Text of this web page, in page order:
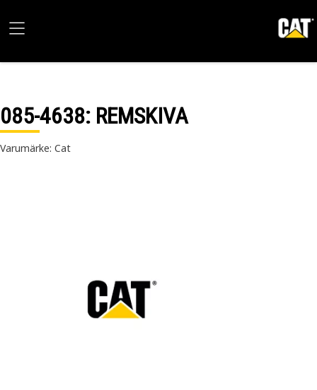
085-4638: REMSKIVA
Varumärke: Cat